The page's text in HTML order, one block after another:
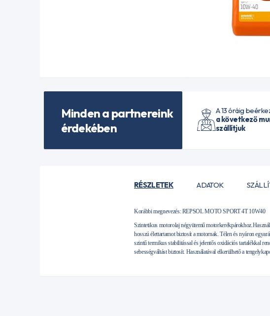
Minden a partnereink
érdekében
A 13 óráig
a következő
szállítjuk
RÉSZLETEK ADATOK
Korábbi megnevezés:REPSOL MOTO SPORT 4T 10W40
Szintetikus motorolaj négyütemű
hosszú élettartamot biztosít a motornak. Télen és nyáron
szintű termikus stabilitással és jelentős oxidációs tartalékkal
sebességváltást biztosít. Használatával elkerülhető a